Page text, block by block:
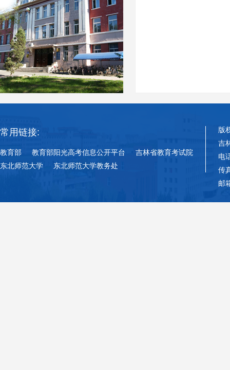
常用链接:
教育部 教育部阳光高考信息公开平台
吉林省教育考试院
东北师范大学
东北师范大学教务处
版
吉
电
传
邮